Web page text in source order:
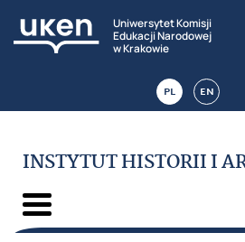
Uniwersytet Komisji
Edukacji Narodowej
w Krakowie
PL EN
INSTYTUT HISTORII I